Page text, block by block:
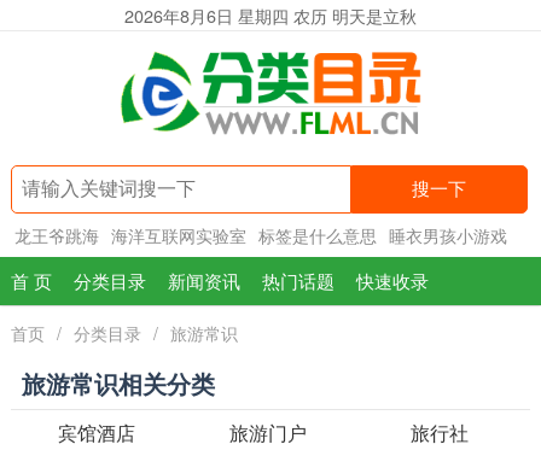
2026年8月6日 星期四 农历 明天是立秋
搜一下
龙王爷跳海 海洋互联网实验室 标签是什么意思 睡衣男孩小游戏
首 页 分类目录 新闻资讯 热门话题 快速收录
首页 / 分类目录 / 旅游常识
旅游常识相关分类
宾馆酒店 旅游门户
旅行社